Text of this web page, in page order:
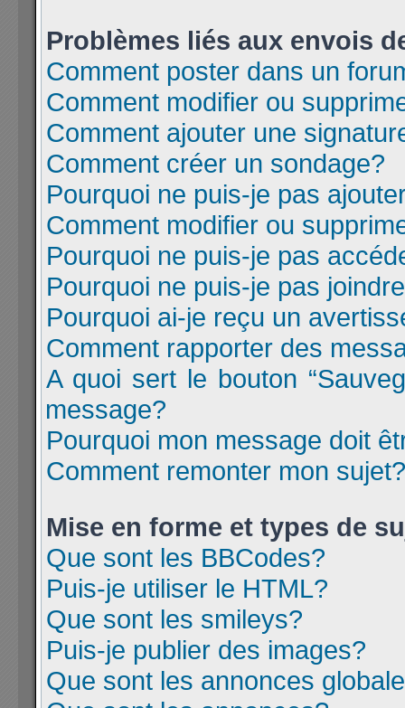
Problèmes liés aux envois
Comment poster dans un
Comment modifier ou
Comment ajouter une
Comment créer un sondage?
Pourquoi ne puis-je pas
Comment modifier ou
Pourquoi ne puis-je pas
Pourquoi ne puis-je pas
Pourquoi ai-je reçu un
Comment rapporter des
A quoi sert le bouton
message?
Pourquoi mon message doit
Comment remonter mon sujet?
Mise en forme et types de
Que sont les BBCodes?
Puis-je utiliser le HTML?
Que sont les smileys?
Puis-je publier des images?
Que sont les annonces